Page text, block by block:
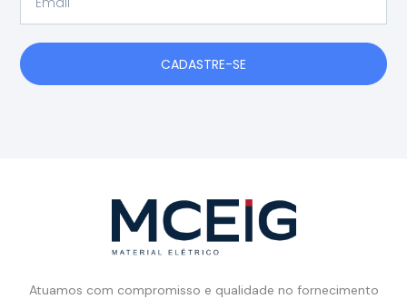
CADASTRE-SE
Atuamos com compromisso e qualidade no fornecimento